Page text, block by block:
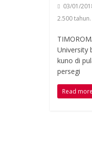
03/01/
2.500
University
kuno di
persegi
Read more